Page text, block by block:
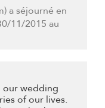
a séjourné en
11/2015 au
our wedding
of our lives.